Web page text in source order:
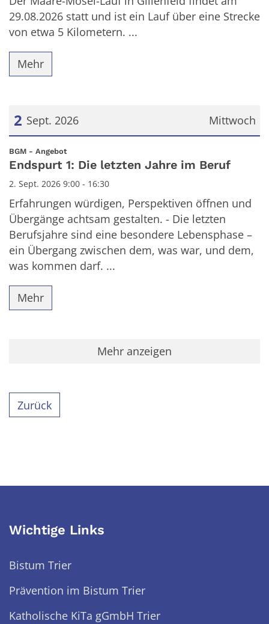
29.08.2026 statt und ist ein Lauf über eine Strecke
von etwa 5 Kilometern. ...
Mehr
Mittwoch
2 Sept. 2026
Datum: 2. September 2026
BGM - Angebot:
Endspurt 1: Die letzten Jahre im Beruf
2. Sept. 2026 9:00 - 16:30
Erfahrungen würdigen, Perspektiven öffnen und
Übergänge achtsam gestalten. - Die letzten
Berufsjahre sind eine besondere Lebensphase –
ein Übergang zwischen dem, was war, und dem,
was kommen darf. ...
Mehr
Mehr anzeigen
Zurück
Wichtige Links
Bistum Trier
Prävention im Bistum Trier
Katholische KiTa gGmbH Trier